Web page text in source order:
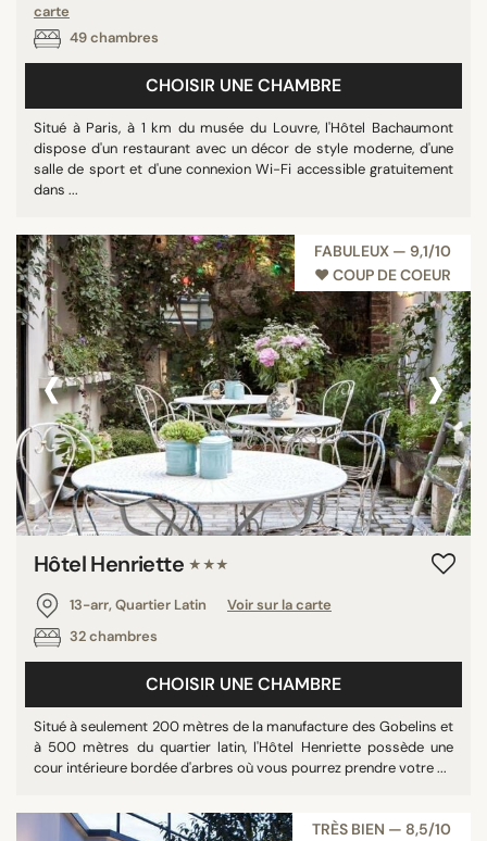
carte
49 chambres
CHOISIR UNE CHAMBRE
Situé à Paris, à 1 km du musée du Louvre, l'Hôtel Bachaumont
dispose d'un restaurant avec un décor de style moderne, d'une
salle de sport et d'une connexion Wi-Fi accessible gratuitement
dans ...
FABULEUX — 9,1/10
♥︎ COUP DE COEUR
‹ ›
Hôtel Henriette ★★★
13-arr, Quartier Latin
Voir sur la carte
32 chambres
CHOISIR UNE CHAMBRE
Situé à seulement 200 mètres de la manufacture des Gobelins et
à 500 mètres du quartier latin, l'Hôtel Henriette possède une
cour intérieure bordée d'arbres où vous pourrez prendre votre ...
TRÈS BIEN — 8,5/10